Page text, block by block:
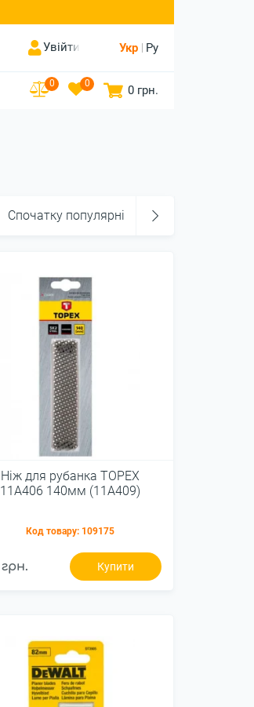
Увійти Укр Ру
0 0 0 грн.
Спочатку популярні
Ніж для рубанка ТОРЕХ
11A406 140мм (11A409)
Код товару: 109175
грн. Купити